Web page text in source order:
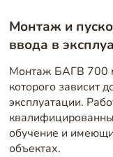
Монтаж и
ввода в
Монтаж БАГВ 700
которого зависит
эксплуатации.
обучение и
объектах.